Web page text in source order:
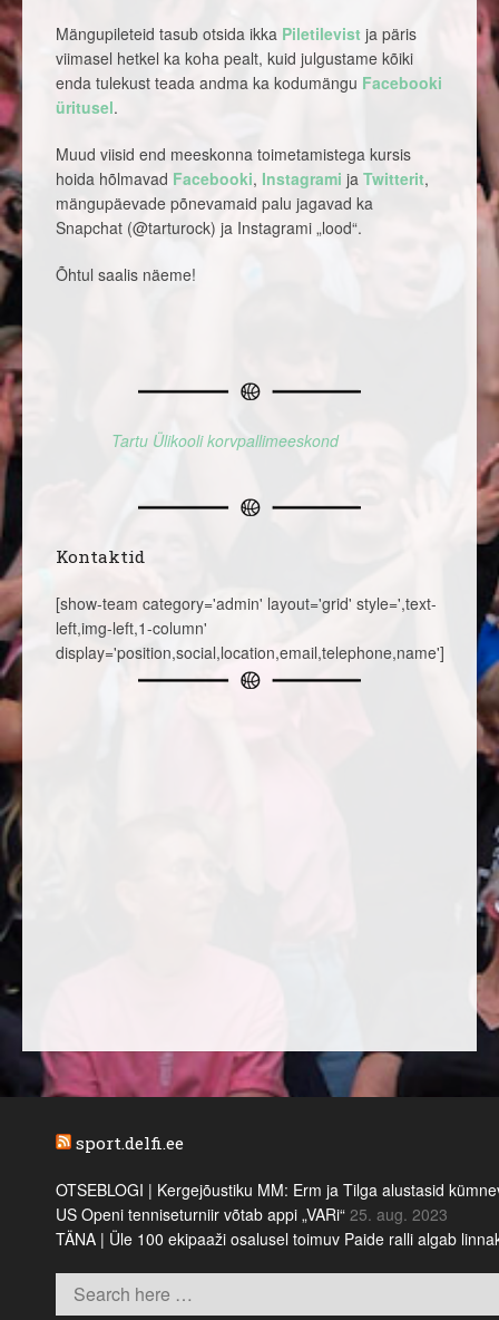
Mängupileteid tasub otsida ikka Piletilevist ja päris
viimasel hetkel ka koha pealt, kuid julgustame kõiki
enda tulekust teada andma ka kodumängu Facebooki
üritusel.
Muud viisid end meeskonna toimetamistega kursis
hoida hõlmavad Facebooki, Instagrami ja Twitterit,
mängupäevade põnevamaid palu jagavad ka
Snapchat (@tarturock) ja Instagrami „lood“.
Õhtul saalis näeme!
Tartu Ülikooli korvpallimeeskond
Kontaktid
[show-team category='admin' layout='grid' style=',text-
left,img-left,1-column'
display='position,social,location,email,telephone,name']
sport.delfi.ee
OTSEBLOGI | Kergejõustiku MM: Erm ja Tilga alustasid
US Openi tenniseturniir võtab appi „VARi“ 25. aug. 2023
TÄNA | Üle 100 ekipaaži osalusel toimuv Paide ralli algab